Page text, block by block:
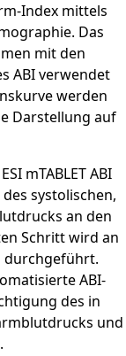
Index mittels
Das
mit den
ABI verwendet
werden
Darstellung auf
mTABLET ABI
systolischen,
an den
Schritt wird an
durchgeführt.
ABI-
des in
und